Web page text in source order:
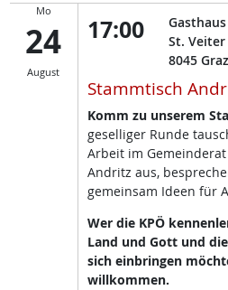
Mo
24
August
17:00
St.
8045 Graz
Stammtisch
Komm zu unserem
geselliger Runde
Arbeit im
Andritz aus,
gemeinsam Ideen für
Wer die KPÖ
Land und Gott und
sich einbringen
willkommen.